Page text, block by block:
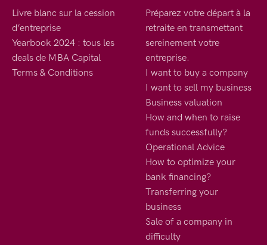
Livre blanc sur la cession
d’entreprise
Yearbook 2024 : tous les
deals de MBA Capital
Terms & Conditions
Préparez votre départ à la
retraite en transmettant
sereinement votre
entreprise.
I want to buy a company
I want to sell my business
Business valuation
How and when to raise
funds successfully?
Operational Advice
How to optimize your
bank financing?
Transferring your
business
Sale of a company in
difficulty